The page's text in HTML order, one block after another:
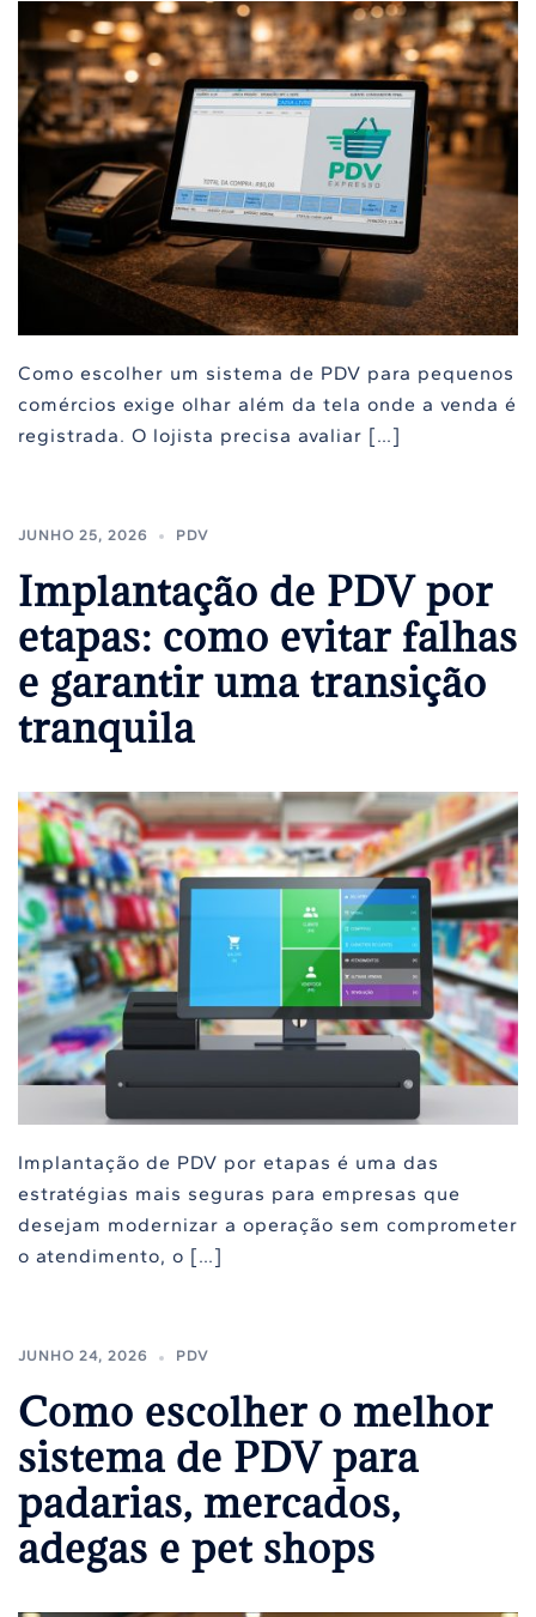
Como escolher um sistema de PDV para pequenos
comércios exige olhar além da tela onde a venda é
registrada. O lojista precisa avaliar […]
JUNHO 25, 2026 PDV
Implantação de PDV por
etapas: como evitar falhas
e garantir uma transição
tranquila
Implantação de PDV por etapas é uma das
estratégias mais seguras para empresas que
desejam modernizar a operação sem comprometer
o atendimento, o […]
JUNHO 24, 2026 PDV
Como escolher o melhor
sistema de PDV para
padarias, mercados,
adegas e pet shops